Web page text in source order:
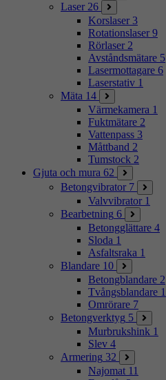
Laser 26
Korslaser 3
Rotationslaser 9
Rörlaser 2
Avståndsmätare 5
Lasermottagare 6
Laserstativ 1
Mäta 14
Värmekamera 1
Fuktmätare 2
Vattenpass 3
Måttband 2
Tumstock 2
Gjuta och mura 62
Betongvibrator 7
Valvvibrator 1
Bearbetning 6
Betongglättare 4
Sloda 1
Asfaltsraka 1
Blandare 10
Betongblandare 2
Tvångsblandare 1
Omrörare 7
Betongverktyg 5
Murbrukshink 1
Slev 4
Armering 32
Najomat 11